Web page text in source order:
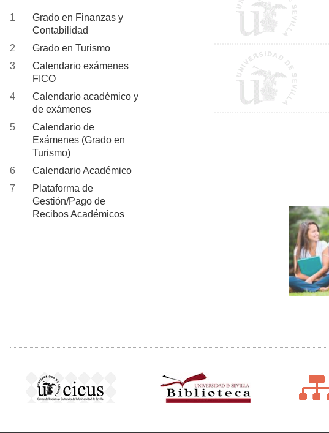
Grado en Finanzas y
Contabilidad
Grado en Turismo
Calendario exámenes
FICO
Calendario académico y
de exámenes
Calendario de
Exámenes (Grado en
Turismo)
Calendario Académico
Plataforma de
Gestión/Pago de
Recibos Académicos